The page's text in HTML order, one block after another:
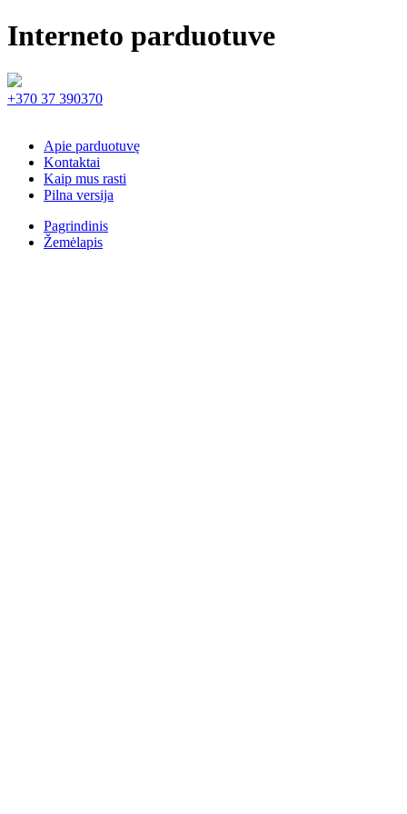
Interneto parduotuve
+370 37 390370
Apie parduotuvę
Kontaktai
Kaip mus rasti
Pilna versija
Pagrindinis
Žemėlapis